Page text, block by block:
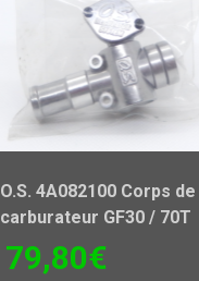
O.S. 4A082100 Corps de
carburateur GF30 / 70T
79,80€